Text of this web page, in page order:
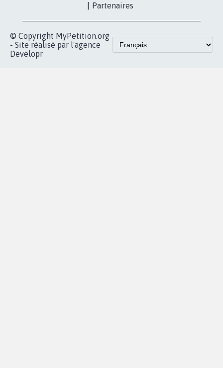
Partenaires
© Copyright MyPetition.org
- Site réalisé par l'agence
Developr